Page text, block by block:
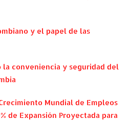
y el papel de las
la conveniencia y seguridad del
Mundial de Empleos
de Expansión Proyectada para